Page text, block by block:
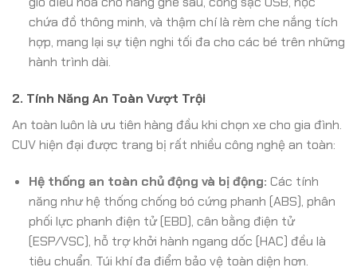
chứa đồ thông minh, và thậm chí là rèm che nắng tích
hợp, mang lại sự tiện nghi tối đa cho các bé trên những
hành trình dài.
2. Tính Năng An Toàn Vượt Trội
An toàn luôn là ưu tiên hàng đầu khi chọn xe cho gia đình.
CUV hiện đại được trang bị rất nhiều công nghệ an toàn:
Hệ thống an toàn chủ động và bị động: Các tính
năng như hệ thống chống bó cứng phanh (ABS), phân
phối lực phanh điện tử (EBD), cân bằng điện tử
(ESP/VSC), hỗ trợ khởi hành ngang dốc (HAC) đều là
tiêu chuẩn. Túi khí đa điểm bảo vệ toàn diện hơn.